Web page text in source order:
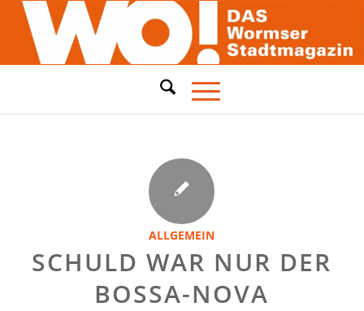
ALLGEMEIN
SCHULD WAR NUR DER
BOSSA-NOVA